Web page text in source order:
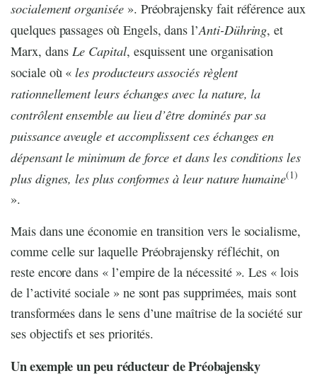
socialement organisée». Préobrajensky fait référence aux
quelques passages où Engels, dans l’Anti-Dühring, et
Marx, dansLe Capital, esquissent une organisation
sociale où «les producteurs associés règlent
rationnellement leurs échanges avec la nature, la
contrôlent ensemble au lieu d’être dominés par sa
puissance aveugle et accomplissent ces échanges en
dépensant le minimum de force et dans les conditions les
plus dignes, les plus conformes à leur nature humaine(1)
».
Mais dans une économie en transition vers le socialisme,
comme celle sur laquelle Préobrajensky réfléchit, on
reste encore dans « l’empire de la nécessité ». Les « lois
de l’activité sociale » ne sont pas supprimées, mais sont
transformées dans le sens d’une maîtrise de la société sur
ses objectifs et ses priorités.
Un exemple un peu réducteur de Préobajensky